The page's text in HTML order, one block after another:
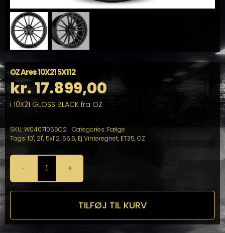
OZ Ares 10X21 5X112
kr.17.899,00
i 10X21 GLOSS BLACK fra OZ
SKU:W04071055O2 Categories: Fælge
Tags:10", 21", 5x112, 66.5, Ej Vinteregnet, ET35,OZ
OZ
Ares
10X21
TILFØJ TIL KURV